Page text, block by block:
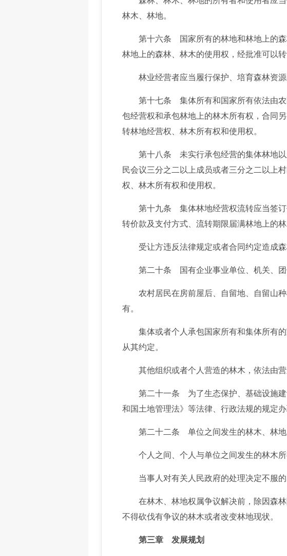
林木、林地。
第十六条 国家所有的林地和林地上的森
林地上的森林、林木的使用权，经批准可以
林业经营者应当履行保护、培育森林资源
第十七条 集体所有和国家所有依法由农
包经营权和承包林地上的林木所有权，合同
转林地经营权、林木所有权和使用权。
第十八条 未实行承包经营的集体林地以
民会议三分之二以上成员或者三分之二以上
权、林木所有权和使用权。
第十九条 集体林地经营权流转应当签订
转价款及支付方式、流转期限届满林地上的
受让方违反法律规定或者合同约定造成森
第二十条 国有企业事业单位、机关、团体
农村居民在房前屋后、自留地、自留山种
有。
集体或者个人承包国家所有和集体所有的
从其约定。
其他组织或者个人营造的林木，依法由营
第二十一条 为了生态保护、基础设施建
和国土地管理法》等法律、行政法规的规定
第二十二条 单位之间发生的林木、林地
个人之间、个人与单位之间发生的林木所
当事人对有关人民政府的处理决定不服的
在林木、林地权属争议解决前，除因森林
不得砍伐有争议的林木或者改变林地现状。
第三章 发展规划